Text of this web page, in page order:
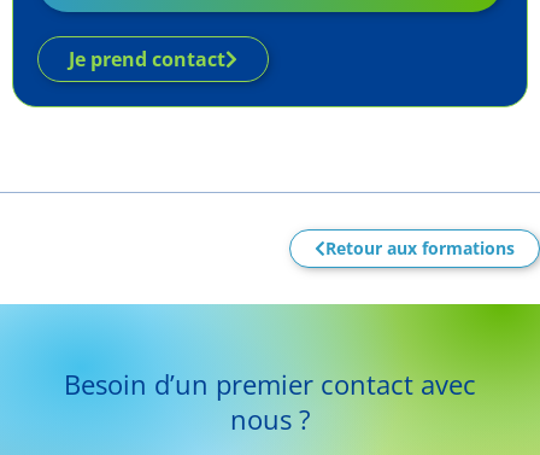
Je prend contact
Retour aux formations
Besoin d’un premier contact avec
nous ?